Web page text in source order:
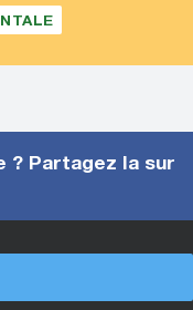
? Partagez la sur